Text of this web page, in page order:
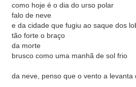
como hoje é o dia do urso polar
falo de neve
e da cidade que fugiu ao saque dos
tão forte o braço
da morte
brusco como uma manhã de sol frio
da neve, penso que o vento a